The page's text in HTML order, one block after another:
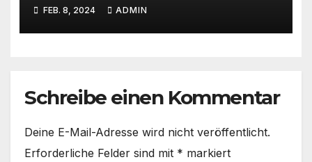
FEB. 8, 2024 ADMIN
Schreibe einen Kommentar
Deine E-Mail-Adresse wird nicht veröffentlicht.
Erforderliche Felder sind mit * markiert